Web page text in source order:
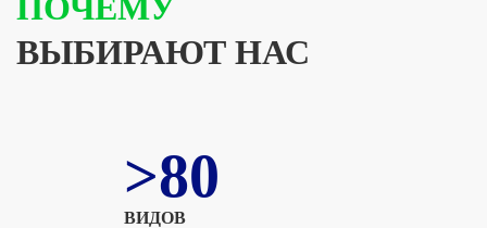
ВЫБИРАЮТ НАС
>80
ВИДОВ